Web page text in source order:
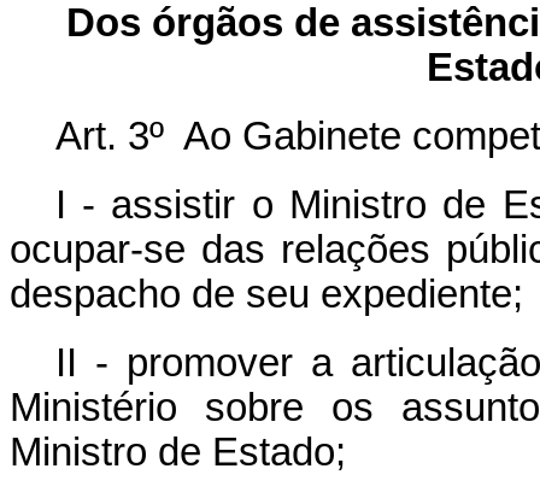
Dos órgãos de
Art. 3º Ao Gabinete
I - assistir o Ministro de
ocupar-se das relações
despacho de seu expediente;
II - promover a
Ministério sobre os
Ministro de Estado;